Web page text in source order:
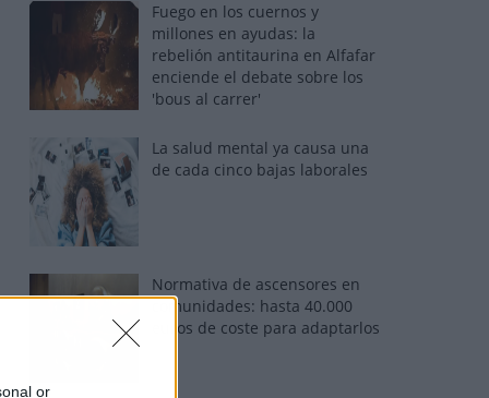
or
Fuego en los cuernos y
millones en ayudas: la
rebelión antitaurina en Alfafar
enciende el debate sobre los
'bous al carrer'
La salud mental ya causa una
de cada cinco bajas laborales
Normativa de ascensores en
comunidades: hasta 40.000
euros de coste para adaptarlos